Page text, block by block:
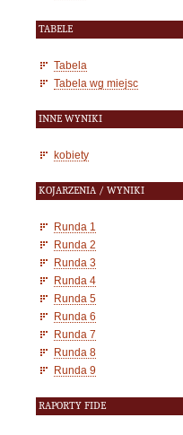
TABELE
Tabela
Tabela wg miejsc
INNE WYNIKI
kobiety
KOJARZENIA / WYNIKI
Runda 1
Runda 2
Runda 3
Runda 4
Runda 5
Runda 6
Runda 7
Runda 8
Runda 9
RAPORTY FIDE